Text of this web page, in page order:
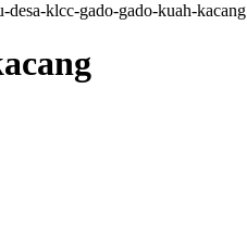
desa-klcc-gado-gado-kuah-kacang